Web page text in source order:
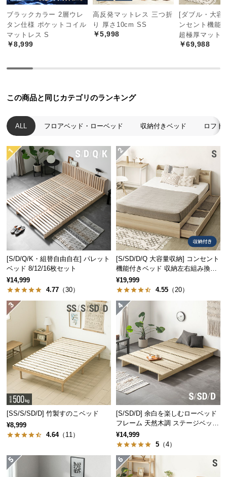
中
型
商
品
つ
小
型
商
品
の
配
送
に
つ
い
て
開
ー
ビ
ス
に
い
て
搬
経
ブラックカラー 2層ウレ
タン仕様 ポケットコイル
マットレス S
￥8,999
高反発マットレス 三つ折
り 厚さ10cm SS
￥5,998
[ダブル・大容
ンセント機能
超極厚マット
￥69,988
この商品と同じカテゴリのランキング
ALL フロアベッド・ローベッド 収納付きベッド ロフト
[S/D/Q/K・組替自由自在] パレット
ベッド 8/12/16枚セット
¥14,999
4.77 （30）
[S/SD/D/Q 大容量収納] コンセント
機能付きベッド 収納左右組み換え
可能
¥19,999
4.55 （20）
[SS/S/SD/D] 竹製すのこベッド
¥8,999
4.64（11）
[S/SD/D] 余白を楽しむローベッド
フレーム 天然木調 ステージベッド
ロボット掃除機対応
¥14,999
5 （4）